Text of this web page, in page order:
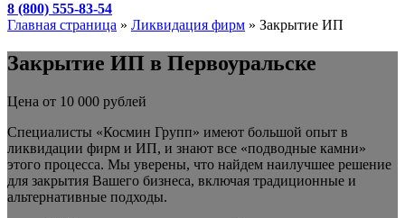
8 (800) 555-83-54
Главная страница » Ликвидация фирм » Закрытие ИП
Закрытие ИП в Первоуральске
Цена от 10 000 рублей
Специалисты «Космин Групп» имеют большой опыт в
ликвидации фирм и ИП, и знают все «подводные камни»
этого процесса. Мы уверены, что найдем наилучшее решение
для закрытия Вашего бизнеса, включая традиционные и
альтернативные подходы.